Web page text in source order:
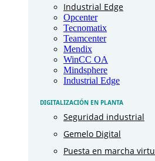
Industrial Edge
Opcenter
Tecnomatix
Teamcenter
Mendix
WinCC OA
Mindsphere
Industrial Edge
DIGITALIZACIÓN EN PLANTA
Seguridad industrial
Gemelo Digital
Puesta en marcha